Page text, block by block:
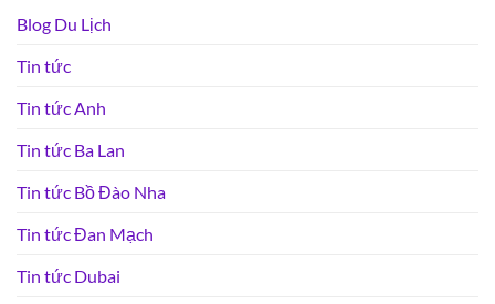
Blog Du Lịch
Tin tức
Tin tức Anh
Tin tức Ba Lan
Tin tức Bồ Đào Nha
Tin tức Đan Mạch
Tin tức Dubai